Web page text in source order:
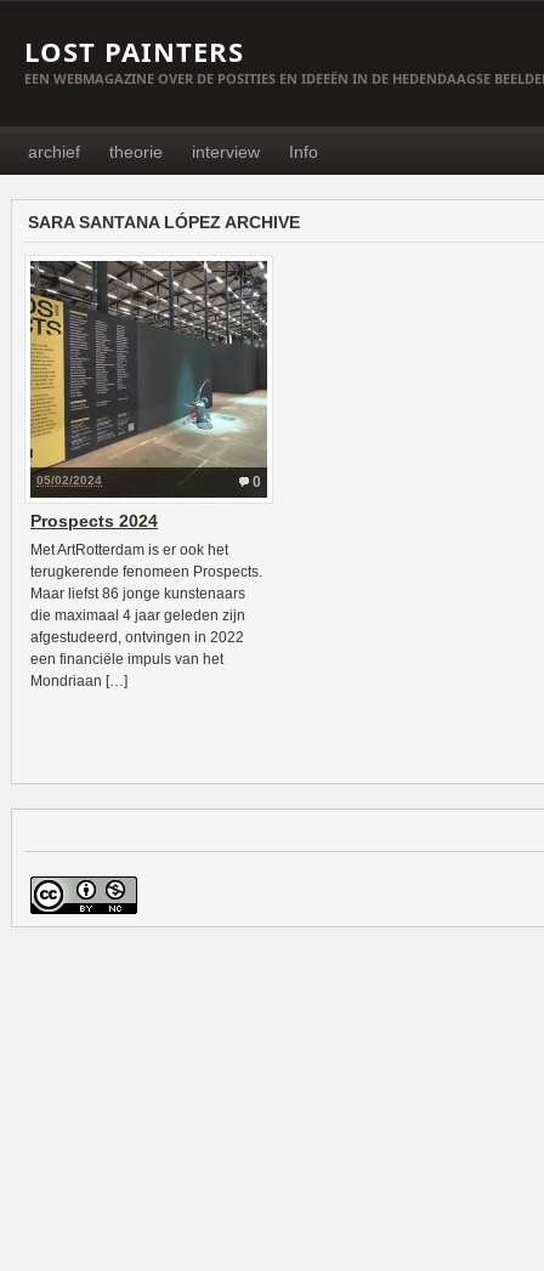
LOST PAINTERS
EEN WEBMAGAZINE OVER DE POSITIES EN IDEEËN IN DE HEDENDAAGSE
archief theorie interview Info
SARA SANTANA LÓPEZ ARCHIVE
0
05/02/2024
Prospects 2024
Met ArtRotterdam is er ook het
terugkerende fenomeen Prospects.
Maar liefst 86 jonge kunstenaars
die maximaal 4 jaar geleden zijn
afgestudeerd, ontvingen in 2022
een financiële impuls van het
Mondriaan […]